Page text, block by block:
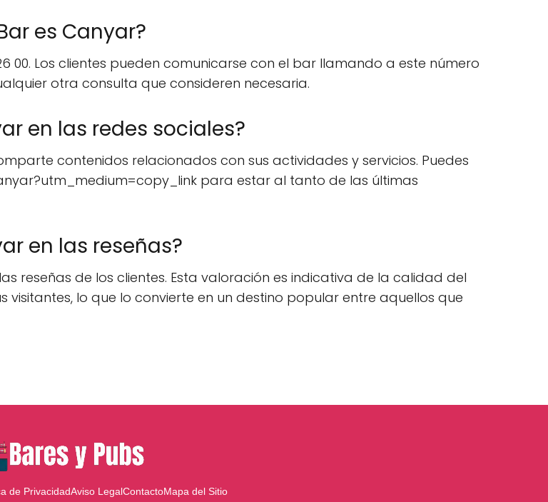
es Canyar?
00. Los clientes pueden comunicarse con el bar llamando a este número
otra consulta que consideren necesaria.
en las redes sociales?
contenidos relacionados con sus actividades y servicios. Puedes
para estar al tanto de las últimas
en las reseñas?
reseñas de los clientes. Esta valoración es indicativa de la calidad del
lo que lo convierte en un destino popular entre aquellos que
de PrivacidadAviso LegalContactoMapa del Sitio